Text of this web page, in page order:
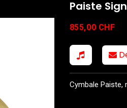
Paiste
855,00 CHF
Cymbale Paiste,